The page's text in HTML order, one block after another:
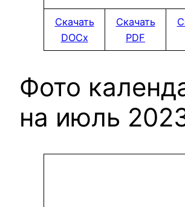
Скачать
DOCx
Скачать
PDF
Фото
на июль